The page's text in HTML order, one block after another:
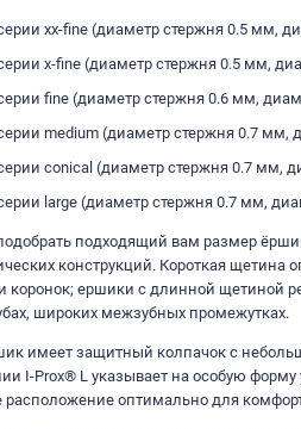
xx-fine (диаметр стержня 0.5 мм,
x-fine (диаметр стержня 0.5 мм,
fine (диаметр стержня 0.6 мм,
medium (диаметр стержня 0.7
conical (диаметр стержня 0.7 мм,
large (диаметр стержня 0.7 мм,
подходящий вам размер
конструкций. Короткая щетина
коронок; ершики с длинной щетиной
широких межзубных промежутках.
имеет защитный колпачок с
I-Prox® L указывает на особую
расположение оптимально для